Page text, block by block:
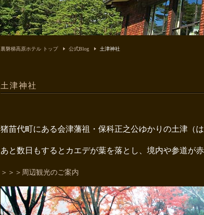
裏磐梯高原ホテル トップ 公式Blog 土津神社
土津神社
猪苗代町にある会津藩祖・保科正之公ゆかりの土津（
あと数日もするとカエデが葉を落とし、境内や参道が
＞＞＞周辺観光のご案内